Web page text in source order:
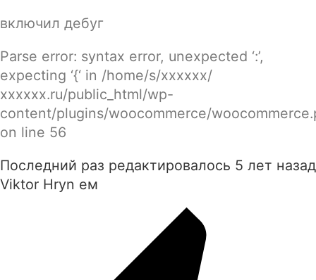
включил дебуг
Parse error: syntax error, unexpected ‘:’,
expecting ‘{‘ in /home/s/хххххх/
хххххх.ru/public_html/wp-
content/plugins/woocommerce/
on line 56
Последний раз редактировалось 5 лет назад
Viktor Hryn ем